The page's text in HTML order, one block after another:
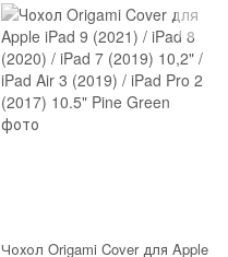
Чохол Origami Cover для Apple